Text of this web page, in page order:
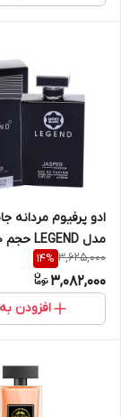
ادو پرفیوم مردانه
مدل LEGEND حجم 100 میلی لیتر
3,625,000
14%
3,082,000
افزودن